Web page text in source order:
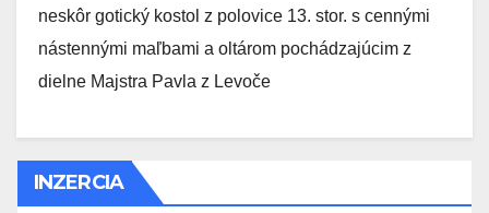
neskôr gotický kostol z polovice 13. stor. s cennými
nástennými maľbami a oltárom pochádzajúcim z
dielne Majstra Pavla z Levoče
INZERCIA